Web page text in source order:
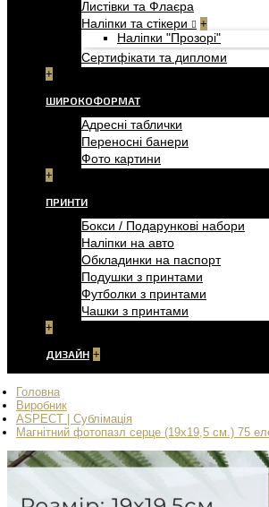
Листівки та Флаєра
Наліпки та стікери
+
Наліпки "Прозорі"
Сертифікати та дипломи
+
ШИРОКОФОРМАТ
Адресні таблички
Переносні банери
Фото картини
+
ПРИНТИ
Бокси / Подарункові набори
Наліпки на авто
Обкладинки на паспорт
Подушки з принтами
Футболки з принтами
Чашки з принтами
+
ДИЗАЙН +
Головна
Виробник
ASPECT | Сублімація
Магнітний фотопазл серце (19х19,5 см.) 75